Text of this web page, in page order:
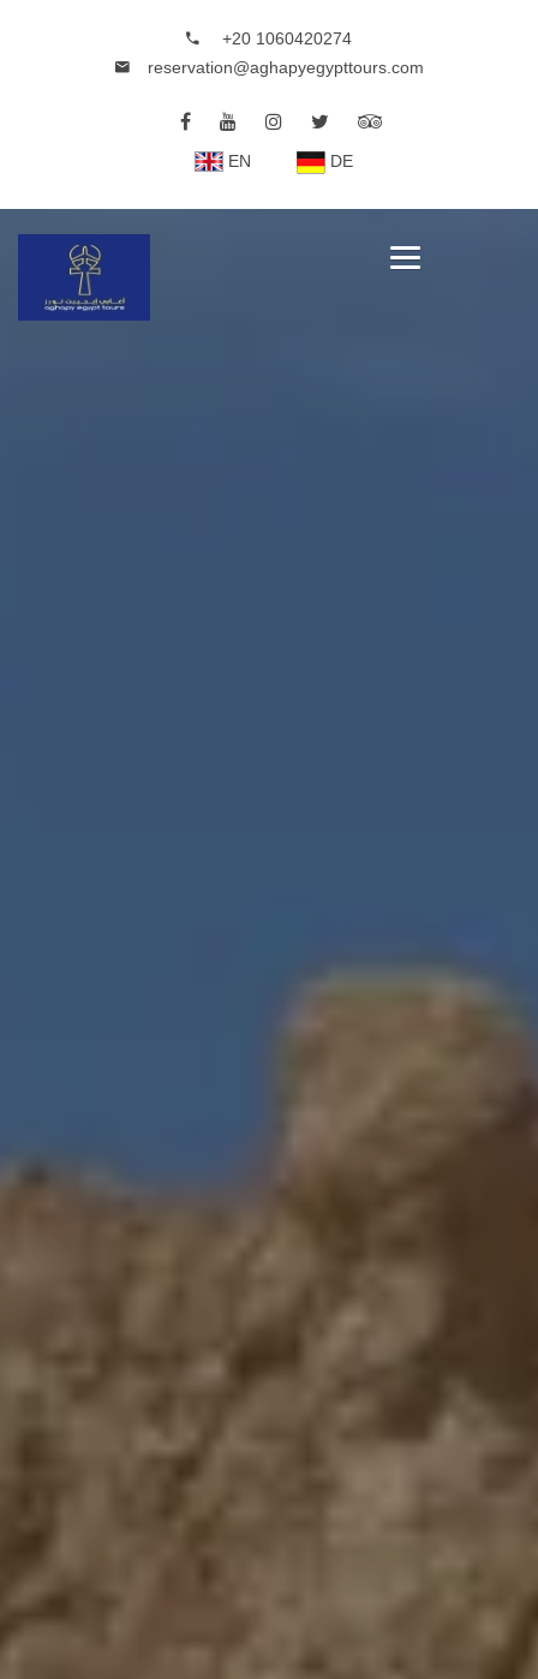
+20 1060420274
reservation@aghapyegypttours.com
EN DE